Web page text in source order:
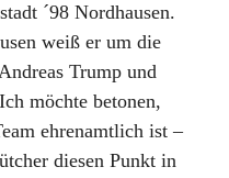
´98 Nordhausen.
weiß er um die
Trump und
möchte betonen,
ehrenamtlich ist –
diesen Punkt in